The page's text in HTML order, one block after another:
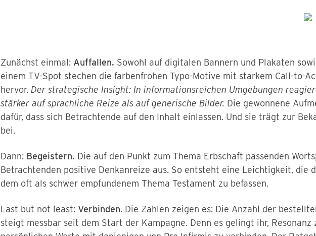
Zunächst einmal: Auffallen. Sowohl auf digitalen Bannern und Plakaten
einem TV-Spot stechen die farbenfrohen Typo-Motive mit starkem Call-to-
hervor.Der strategische Insight: In informationsreichen Umgebungen
stärker auf sprachliche Reize als auf generische Bilder. Die gewonnene
dafür, dass sich Betrachtende auf den Inhalt einlassen. Und sie trägt zur
bei.
Dann: Begeistern. Die auf den Punkt zum Thema Erbschaft passenden
Betrachtenden positive Denkanreize aus. So entsteht eine Leichtigkeit, die
dem oft als schwer empfundenem Thema Testament zu befassen.
Last but not least: Verbinden. Die Zahlen zeigen es: Die Anzahl der
steigt messbar seit dem Start der Kampagne. Denn es gelingt ihr, Resonanz